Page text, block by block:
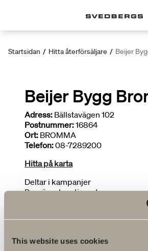
This website uses cookies
Startsidan / Hitta återförsäljare / Beijer
Beijer Bygg
Adress: Bällstavägen 102
Postnummer:16864
Ort: BROMMA
Telefon:08-7289200
Hitta på karta
Deltar i kampanjer
Begränsat sortiment